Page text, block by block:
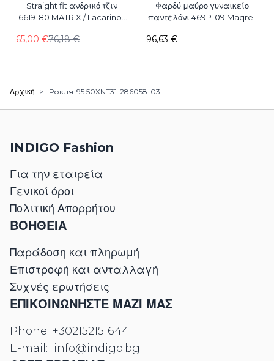
Straight fit ανδρικό τζιν
6619-80 MATRIX / Lacarino /
76,18 €
65,00 €
Φαρδύ μαύρο γυναικείο
παντελόνι 469P-09 Maqrell
96,63 €
Αρχική > Рокля-95 50XNT31-286058-03
INDIGO Fashion
Για την εταιρεία
Γενικοί όροι
Πολιτική Απορρήτου
ΒΟΗΘΕΙΑ
Παράδοση και πληρωμή
Επιστροφή και ανταλλαγή
Συχνές ερωτήσεις
ΕΠΙΚΟΙΝΩΝΉΣΤΕ ΜΑΖΊ ΜΑΣ
Phone: +302152151644
E-mail: info@indigo.bg